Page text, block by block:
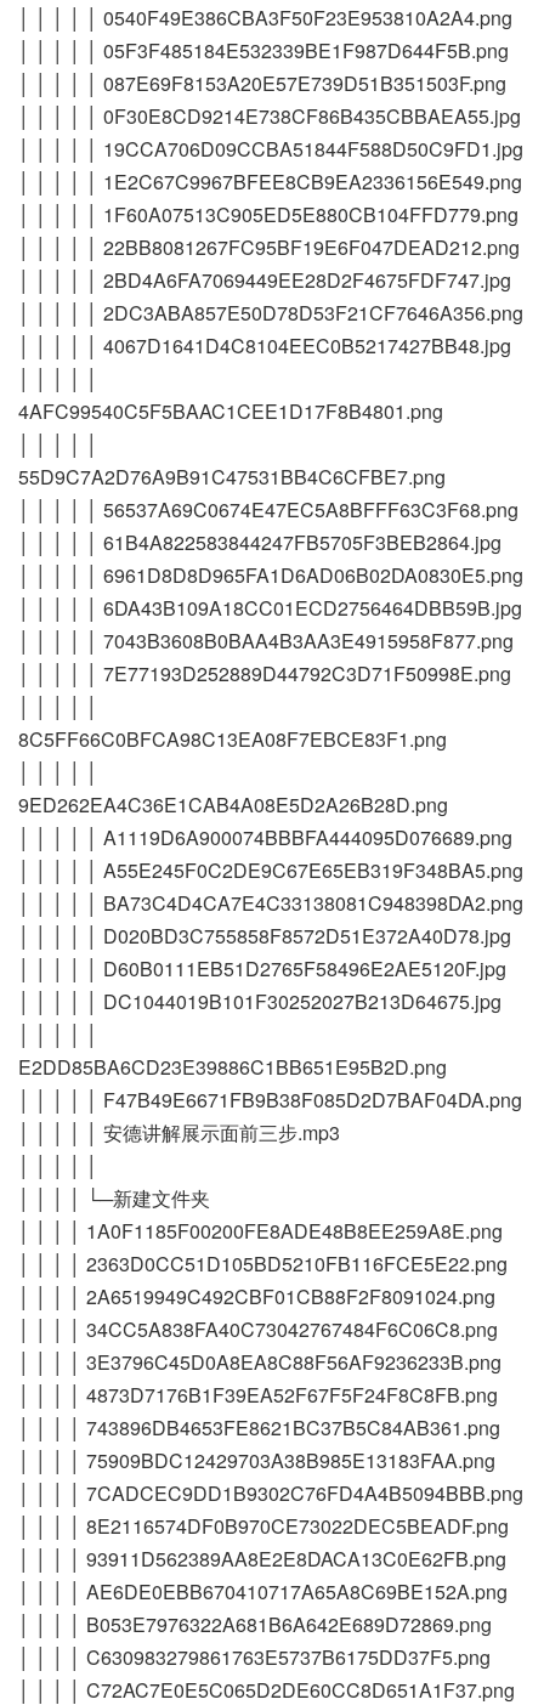
│ │ │ │ │ 0540F49E386CBA3F50F23E953810A2A4.png
│ │ │ │ │ 05F3F485184E532339BE1F987D644F5B.png
│ │ │ │ │ 087E69F8153A20E57E739D51B351503F.png
│ │ │ │ │ 0F30E8CD9214E738CF86B435CBBAEA55.jpg
│ │ │ │ │ 19CCA706D09CCBA51844F588D50C9FD1.jpg
│ │ │ │ │ 1E2C67C9967BFEE8CB9EA2336156E549.png
│ │ │ │ │ 1F60A07513C905ED5E880CB104FFD779.png
│ │ │ │ │ 22BB8081267FC95BF19E6F047DEAD212.png
│ │ │ │ │ 2BD4A6FA7069449EE28D2F4675FDF747.jpg
│ │ │ │ │ 2DC3ABA857E50D78D53F21CF7646A356.png
│ │ │ │ │ 4067D1641D4C8104EEC0B5217427BB48.jpg
4AFC99540C5F5BAAC1CEE1D17F8B4801.png
55D9C7A2D76A9B91C47531BB4C6CFBE7.png
│ │ │ │ │ 56537A69C0674E47EC5A8BFFF63C3F68.png
│ │ │ │ │ 61B4A822583844247FB5705F3BEB2864.jpg
│ │ │ │ │ 6961D8D8D965FA1D6AD06B02DA0830E5.png
│ │ │ │ │ 6DA43B109A18CC01ECD2756464DBB59B.jpg
│ │ │ │ │ 7043B3608B0BAA4B3AA3E4915958F877.png
│ │ │ │ │ 7E77193D252889D44792C3D71F50998E.png
8C5FF66C0BFCA98C13EA08F7EBCE83F1.png
9ED262EA4C36E1CAB4A08E5D2A26B28D.png
│ │ │ │ │ A1119D6A900074BBBFA444095D076689.png
│ │ │ │ │ A55E245F0C2DE9C67E65EB319F348BA5.png
│ │ │ │ │ BA73C4D4CA7E4C33138081C948398DA2.png
│ │ │ │ │ D020BD3C755858F8572D51E372A40D78.jpg
│ │ │ │ │ D60B0111EB51D2765F58496E2AE5120F.jpg
│ │ │ │ │ DC1044019B101F30252027B213D64675.jpg
E2DD85BA6CD23E39886C1BB651E95B2D.png
│ │ │ │ │ F47B49E6671FB9B38F085D2D7BAF04DA.png
│ │ │ │ │ 安德讲解展示面前三步.mp3
│ │ │ │ └─新建文件夹
│ │ │ │ 1A0F1185F00200FE8ADE48B8EE259A8E.png
│ │ │ │ 2363D0CC51D105BD5210FB116FCE5E22.png
│ │ │ │ 2A6519949C492CBF01CB88F2F8091024.png
│ │ │ │ 34CC5A838FA40C73042767484F6C06C8.png
│ │ │ │ 3E3796C45D0A8EA8C88F56AF9236233B.png
│ │ │ │ 4873D7176B1F39EA52F67F5F24F8C8FB.png
│ │ │ │ 743896DB4653FE8621BC37B5C84AB361.png
│ │ │ │ 75909BDC12429703A38B985E13183FAA.png
│ │ │ │ 7CADCEC9DD1B9302C76FD4A4B5094BBB.png
│ │ │ │ 8E2116574DF0B970CE73022DEC5BEADF.png
│ │ │ │ 93911D562389AA8E2E8DACA13C0E62FB.png
│ │ │ │ AE6DE0EBB670410717A65A8C69BE152A.png
│ │ │ │ B053E7976322A681B6A642E689D72869.png
│ │ │ │ C630983279861763E5737B6175DD37F5.png
│ │ │ │ C72AC7E0E5C065D2DE60CC8D651A1F37.png